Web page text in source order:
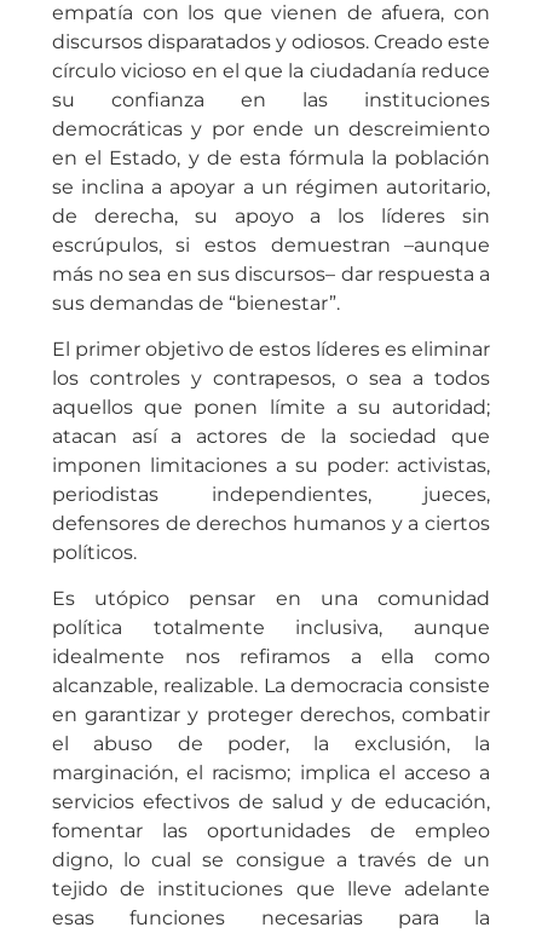
empatía con los que vienen de afuera, con
discursos disparatados y odiosos. Creado este
círculo vicioso en el que la ciudadanía reduce
su confianza en las instituciones
democráticas y por ende un descreimiento
en el Estado, y de esta fórmula la población
se inclina a apoyar a un régimen autoritario,
de derecha, su apoyo a los líderes sin
escrúpulos, si estos demuestran –aunque
más no sea en sus discursos– dar respuesta a
sus demandas de “bienestar”.
El primer objetivo de estos líderes es eliminar
los controles y contrapesos, o sea a todos
aquellos que ponen límite a su autoridad;
atacan así a actores de la sociedad que
imponen limitaciones a su poder: activistas,
periodistas independientes, jueces,
defensores de derechos humanos y a ciertos
políticos.
Es utópico pensar en una comunidad
política totalmente inclusiva, aunque
idealmente nos refiramos a ella como
alcanzable, realizable. La democracia consiste
en garantizar y proteger derechos, combatir
el abuso de poder, la exclusión, la
marginación, el racismo; implica el acceso a
servicios efectivos de salud y de educación,
fomentar las oportunidades de empleo
digno, lo cual se consigue a través de un
tejido de instituciones que lleve adelante
esas funciones necesarias para la